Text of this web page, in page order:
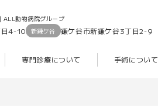
ALL動物病院グループ
目4-10 新鎌ケ谷 鎌ケ谷市新鎌ケ谷3丁目2-9
専門診療について 手術について